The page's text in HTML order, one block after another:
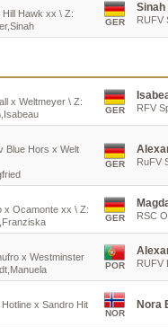
Hawk xx \ Z:
GER RUFV
x Weltmeyer \ Z:
GER RFV
Blue Hors x Welt
GER RuFV
x Ocamonte xx \ Z:
GER RSC
x Westminster
POR RUFV
x Sandro Hit
NOR
Nora